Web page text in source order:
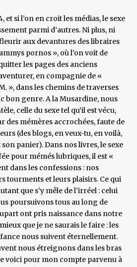
et si l’on en croit les médias, le sexe
parmi d’autres. Ni plus, ni
aux devantures des libraires
pornos », où l’on voit de
les pages des anciens
en compagnie de «
», dans les chemins de traverses
bon genre. A la Musardine, nous
celle du sexe tel qu’il est vécu,
des mémères accrochées, faute de
(des blogs, en veux-tu, en voilà,
panier). Dans nos livres, le sexe
pour mémés lubriques, il est «
dans les confessions : nos
tourments et leurs plaisirs. Ce qui
que s’y mêle de l’irréel : celui
poursuivons tous au long de
ont pris naissance dans notre
que je ne saurais le faire : les
nous suivent éternellement.
nous étreignons dans les bras
voici pour mon compte parvenu à